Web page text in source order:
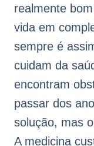
realmente
vida em
sempre é
cuidam da
encontram
passar dos
solução, mas
A medicina